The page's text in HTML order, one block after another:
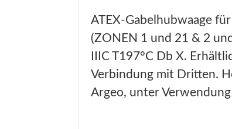
ATEX-Gabelhubwaage
(ZONEN 1 und 21 & 2
IIIC T197°C Db X.
Verbindung mit Dritten.
Argeo, unter